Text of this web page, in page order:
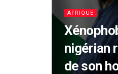
AFRIQUE
nigérian
de son